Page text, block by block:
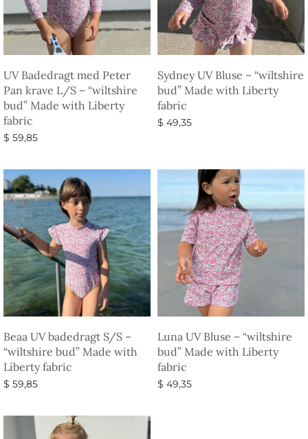
UV Badedragt med Peter
Pan krave L/S – “wiltshire
bud” Made with Liberty
fabric
$ 59,85
Sydney UV Bluse – “wiltshire
bud” Made with Liberty
fabric
$ 49,35
Beaa UV badedragt S/S –
“wiltshire bud” Made with
Liberty fabric
$ 59,85
Luna UV Bluse – “wiltshire
bud” Made with Liberty
fabric
$ 49,35